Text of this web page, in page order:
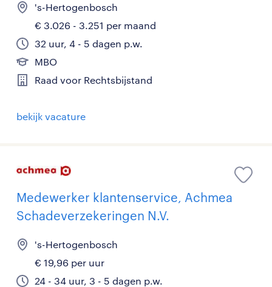
's-Hertogenbosch
€ 3.026 - 3.251 per maand
32 uur, 4 - 5 dagen p.w.
MBO
Raad voor Rechtsbijstand
bekijk vacature
Medewerker klantenservice, Achmea
Schadeverzekeringen N.V.
's-Hertogenbosch
€ 19,96 per uur
24 - 34 uur, 3 - 5 dagen p.w.